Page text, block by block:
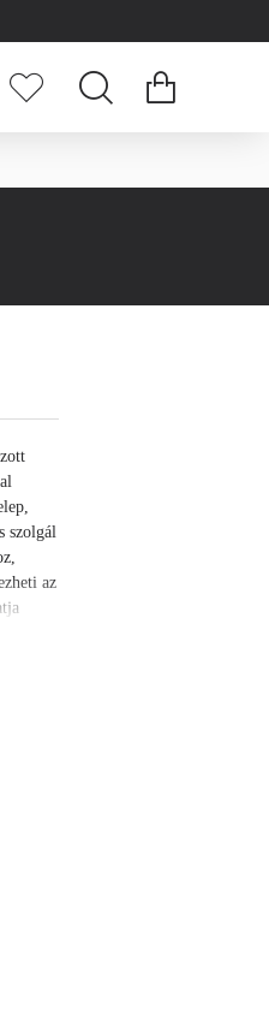
szolgál
az
az